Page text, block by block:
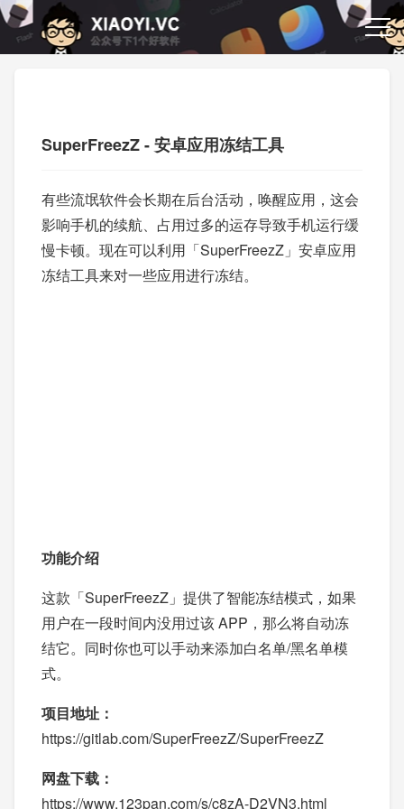
SuperFreezZ - 安卓应用冻结工具
有些流氓软件会长期在后台活动，唤醒应用，这会
影响手机的续航、占用过多的运存导致手机运行缓
慢卡顿。现在可以利用「SuperFreezZ」安卓应用
冻结工具来对一些应用进行冻结。
功能介绍
这款「SuperFreezZ」提供了智能冻结模式，如果
用户在一段时间内没用过该 APP，那么将自动冻
结它。同时你也可以手动来添加白名单/黑名单模
式。
项目地址：
https://gitlab.com/SuperFreezZ/SuperFreezZ
网盘下载：
https://www.123pan.com/s/c8zA-D2VN3.html